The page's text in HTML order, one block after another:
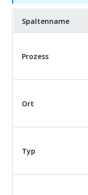
Spaltenname
Prozess
Ort
Typ